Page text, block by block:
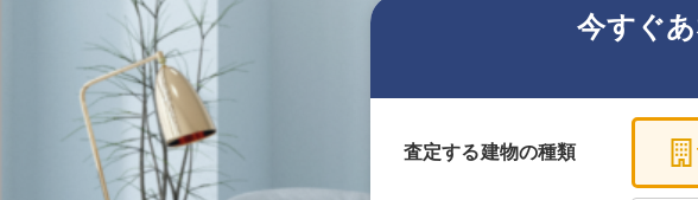
今すぐ
査定する建物の種類